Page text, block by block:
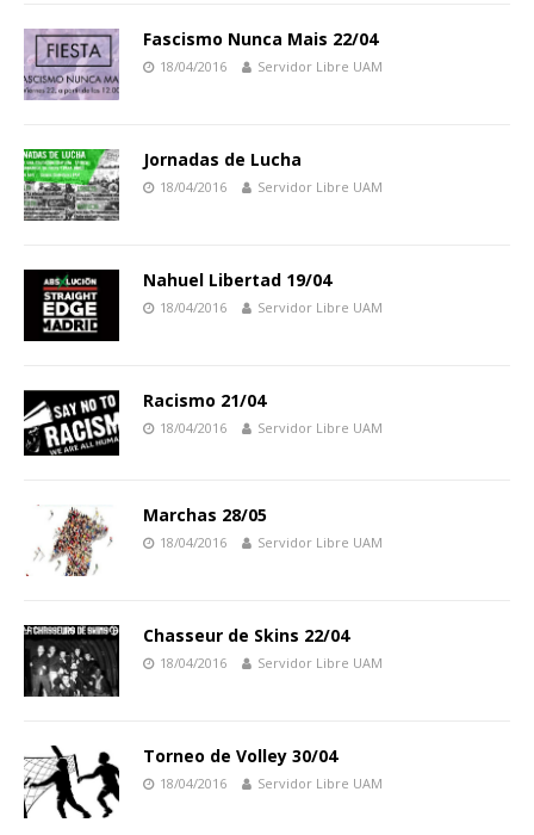
Fascismo Nunca Mais 22/04
18/04/2016 Servidor Libre UAM
Jornadas de Lucha
18/04/2016 Servidor Libre UAM
Nahuel Libertad 19/04
18/04/2016 Servidor Libre UAM
Racismo 21/04
18/04/2016 Servidor Libre UAM
Marchas 28/05
18/04/2016 Servidor Libre UAM
Chasseur de Skins 22/04
18/04/2016 Servidor Libre UAM
Torneo de Volley 30/04
18/04/2016 Servidor Libre UAM